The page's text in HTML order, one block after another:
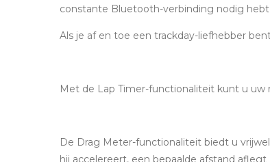
constante Bluetooth-verbinding nodig hebt.
Als je af en toe een trackday-liefhebber
Met de Lap Timer-functionaliteit kunt u
De Drag Meter-functionaliteit biedt u
hij accelereert, een bepaalde afstand